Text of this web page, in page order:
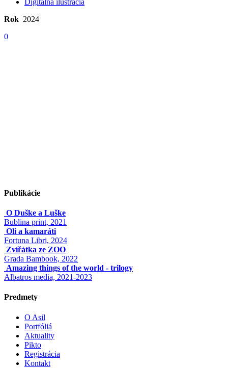
Rok 2024
0
Publikácie
O Duške a Luške
Bublina print, 2021
Oli a kamaráti
Fortuna Libri, 2024
Zvířátka ze ZOO
Grada Bambook, 2022
Amazing things of the world - trilogy
Albatros media, 2021-2023
Predmety
O Asil
Portfóliá
Aktuality
Pikto
Registrácia
Kontakt